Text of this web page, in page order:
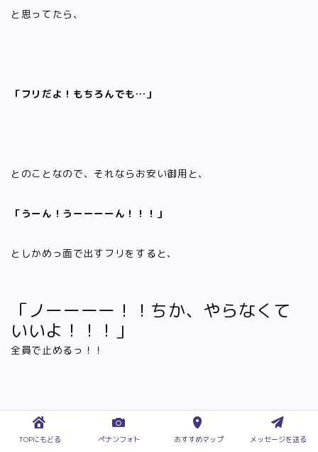
と思ってたら、
「フリだよ！もちろんでも…」
とのことなので、それならお安い御用と、
「うーん！うーーーーん！！！」
としかめっ面で出すフリをすると、
「ノーーーー！！ちか、やらなくて
いいよ！！！」
全員で止めるっ！！
ええええええ。
TOPにもどる ペナンフォト おすすめマップ メッセージを送る